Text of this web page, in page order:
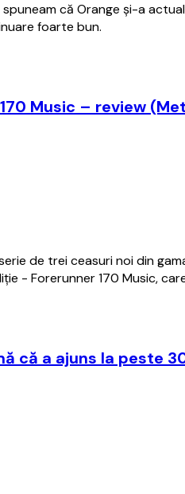
că Orange şi-a
foarte bun.
Music – review
de trei ceasuri noi din
- Forerunner 170 Music,
că a ajuns la peste